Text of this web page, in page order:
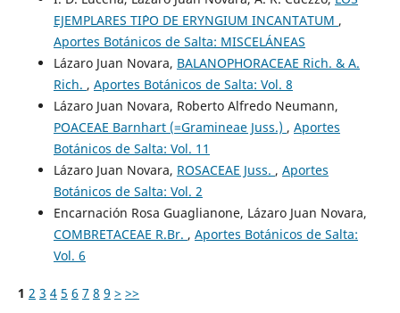
EJEMPLARES TI´PO DE ERYNGIUM INCANTATUM ,
Aportes Botánicos de Salta: MISCELÁNEAS
Lázaro Juan Novara, BALANOPHORACEAE Rich. & A.
Rich. , Aportes Botánicos de Salta: Vol. 8
Lázaro Juan Novara, Roberto Alfredo Neumann,
POACEAE Barnhart (=Gramineae Juss.) , Aportes
Botánicos de Salta: Vol. 11
Lázaro Juan Novara, ROSACEAE Juss. , Aportes
Botánicos de Salta: Vol. 2
Encarnación Rosa Guaglianone, Lázaro Juan Novara,
COMBRETACEAE R.Br. , Aportes Botánicos de Salta:
Vol. 6
1 2 3 4 5 6 7 8 9 > >>